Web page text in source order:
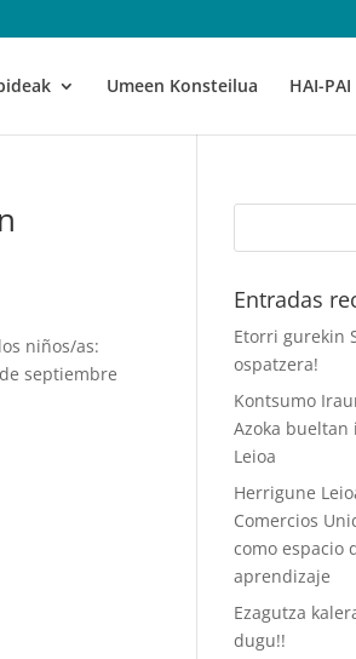
Umeen Konsteilua HAI-PAI
niños/as:
septiembre
Entradas
Etorri gurekin
ospatzera!
Kontsumo
Azoka bueltan
Leioa
Herrigune
Comercios
como espacio
aprendizaje
Ezagutza
dugu!!